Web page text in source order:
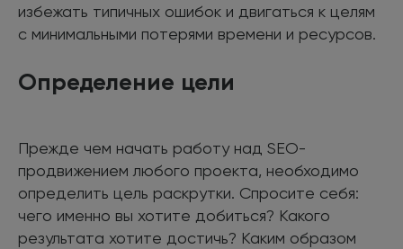
избежать типичных ошибок и двигаться к целям
с минимальными потерями времени и ресурсов.
Определение цели
Прежде чем начать работу над SEO-
продвижением любого проекта, необходимо
определить цель раскрутки. Спросите себя:
чего именно вы хотите добиться? Какого
результата хотите достичь? Каким образом